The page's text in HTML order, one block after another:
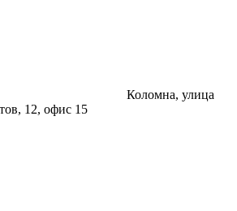
Коломна, улица
12, офис 15